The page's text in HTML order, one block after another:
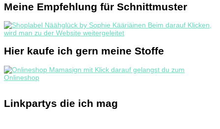
Meine Empfehlung für Schnittmuster
Hier kaufe ich gern meine Stoffe
Linkpartys die ich mag